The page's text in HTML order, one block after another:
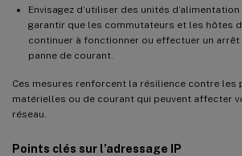
Envisagez d’utiliser des unités
garantir que les commutateurs et les hôtes
continuer à fonctionner ou effectuer un arrêt
panne de courant.
Ces mesures renforcent la résilience contre les
matérielles ou de courant qui peuvent affecter
réseau.
Points clés sur l’adressage IP